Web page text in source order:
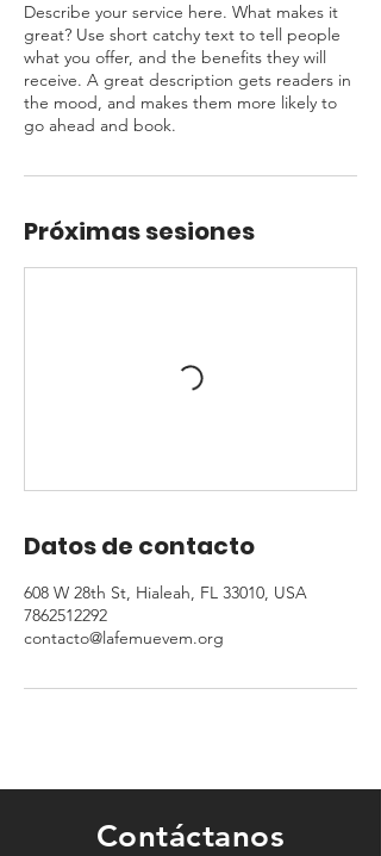
Describe your service here. What makes it
great? Use short catchy text to tell people
what you offer, and the benefits they will
receive. A great description gets readers in
the mood, and makes them more likely to
go ahead and book.
Próximas sesiones
Datos de contacto
608 W 28th St, Hialeah, FL 33010, USA
7862512292
contacto@lafemuevem.org
Contáctanos